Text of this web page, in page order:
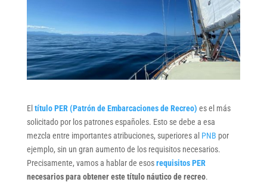
El título PER (Patrón de Embarcaciones de Recreo) es el más
solicitado por los patrones españoles. Esto se debe a esa
mezcla entre importantes atribuciones, superiores al PNB por
ejemplo, sin un gran aumento de los requisitos necesarios.
Precisamente, vamos a hablar de esosrequisitos PER
necesarios para obtener este título náutico de recreo.